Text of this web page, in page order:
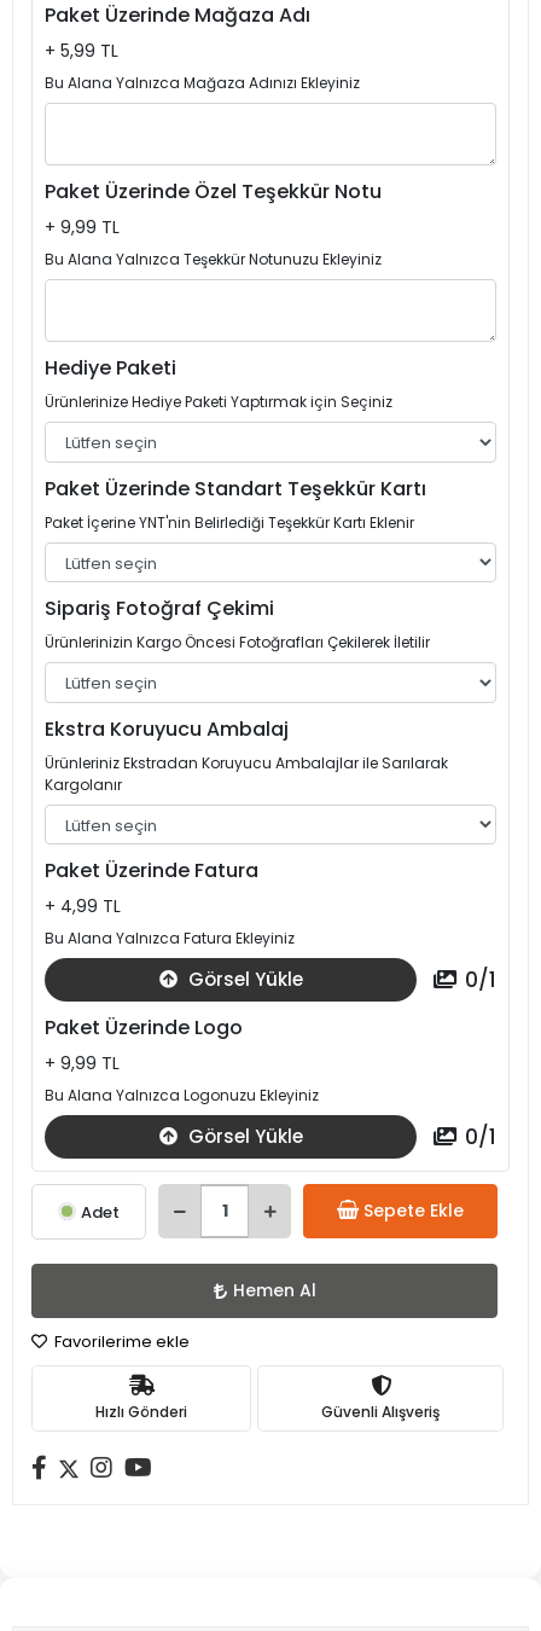
Paket Üzerinde Mağaza Adı
+ 5,99 TL
Bu Alana Yalnızca Mağaza Adınızı Ekleyiniz
Paket Üzerinde Özel Teşekkür Notu
+ 9,99 TL
Bu Alana Yalnızca Teşekkür Notunuzu Ekleyiniz
Hediye Paketi
Ürünlerinize Hediye Paketi Yaptırmak için Seçiniz
Paket Üzerinde Standart Teşekkür Kartı
Paket İçerine YNT'nin Belirlediği Teşekkür Kartı Eklenir
Sipariş Fotoğraf Çekimi
Ürünlerinizin Kargo Öncesi Fotoğrafları Çekilerek İletilir
Ekstra Koruyucu Ambalaj
Ürünleriniz Ekstradan Koruyucu Ambalajlar ile Sarılarak
Kargolanır
Paket Üzerinde Fatura
+ 4,99 TL
Bu Alana Yalnızca Fatura Ekleyiniz
Görsel Yükle 0/1
Paket Üzerinde Logo
+ 9,99 TL
Bu Alana Yalnızca Logonuzu Ekleyiniz
Görsel Yükle 0/1
Adet Sepete Ekle
Hemen Al
Favorilerime ekle
Hızlı Gönderi Güvenli Alışveriş